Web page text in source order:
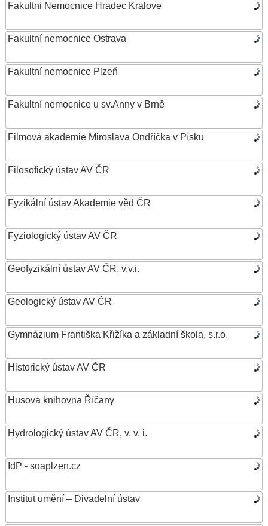
Fakultni Nemocnice Hradec Kralove
Fakultní nemocnice Ostrava
Fakultní nemocnice Plzeň
Fakultní nemocnice u sv.Anny v Brně
Filmová akademie Miroslava Ondříčka v Písku
Filosofický ústav AV ČR
Fyzikální ústav Akademie věd ČR
Fyziologický ústav AV ČR
Geofyzikální ústav AV ČR, v.v.i.
Geologický ústav AV ČR
Gymnázium Františka Křižíka a základní škola, s.r.o.
Historický ústav AV ČR
Husova knihovna Říčany
Hydrologický ústav AV ČR, v. v. i.
IdP - soaplzen.cz
Institut umění – Divadelní ústav